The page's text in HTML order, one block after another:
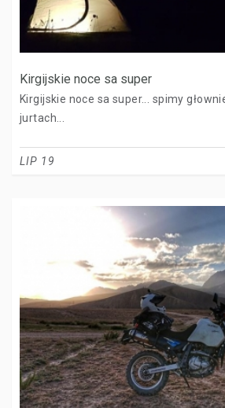
Kirgijskie noce sa super
Kirgijskie noce sa super... spimy
jurtach...
LIP 19